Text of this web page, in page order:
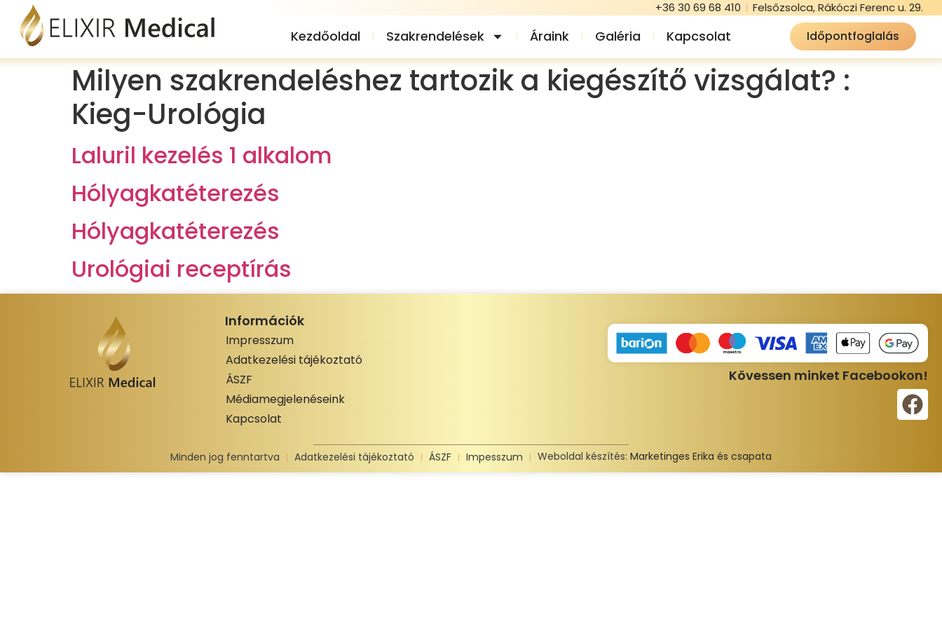
+36 30 69 68 410 Felsőzsolca, Rákóczi Ferenc u. 29.
Kezdőoldal Szakrendelések Áraink Galéria Kapcsolat Időpontfoglalás
Milyen szakrendeléshez tartozik a kiegészítő vizsgálat? :
Kieg-Urológia
Laluril kezelés 1 alkalom
Hólyagkatéterezés
Hólyagkatéterezés
Urológiai receptírás
Információk
Impresszum
Adatkezelési tájékoztató
ÁSZF
Médiamegjelenéseink
Kapcsolat
Kövessen minket Facebookon!
Minden jog fenntartva Adatkezelési tájékoztató ÁSZF Impesszum Weboldal készítés: Marketinges Erika és csapata